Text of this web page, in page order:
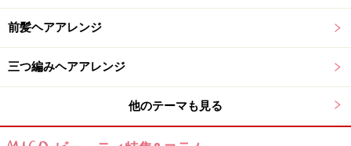
い程度にすると良い。逆毛を立てておくことで仕上がり
の際、トップにボリュームが出やすくなる。
前髪ヘアアレンジ
三つ編みヘアアレンジ
他のテーマも見る